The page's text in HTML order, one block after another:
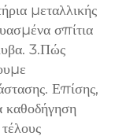
μεταλλικής
σπίτια
3.Πώς
Επίσης,
καθοδήγηση